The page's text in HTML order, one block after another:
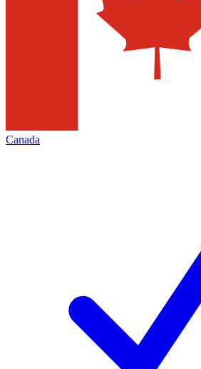
Canada